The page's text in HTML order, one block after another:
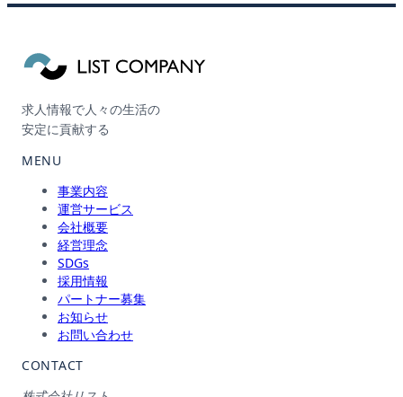
求人情報で人々の生活の
安定に貢献する
MENU
事業内容
運営サービス
会社概要
経営理念
SDGs
採用情報
パートナー募集
お知らせ
お問い合わせ
CONTACT